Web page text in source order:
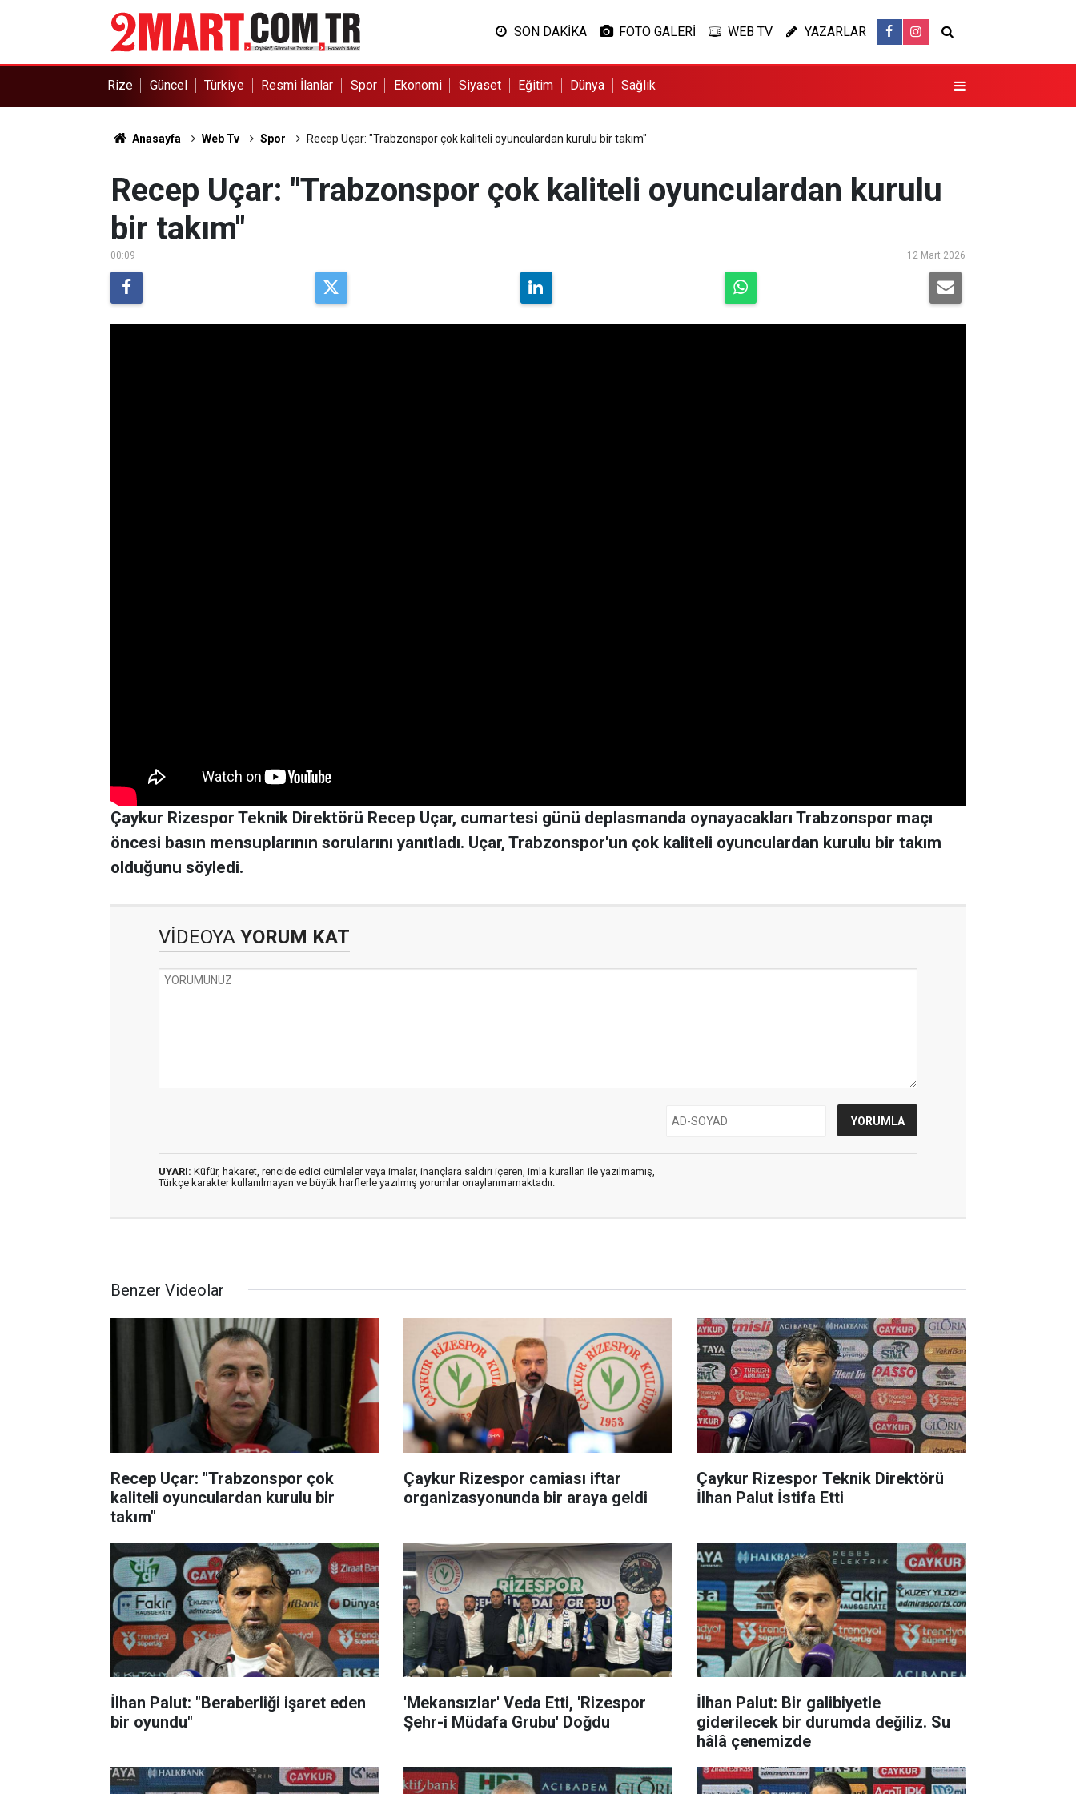
SON DAKİKA FOTO GALERİ WEB TV YAZARLAR
Rize Güncel Türkiye Resmi İlanlar Spor Ekonomi Siyaset Eğitim Dünya Sağlık
Anasayfa Web Tv Spor Recep Uçar: "Trabzonspor çok kaliteli oyunculardan kurulu bir takım"
Recep Uçar: "Trabzonspor çok kaliteli oyunculardan kurulu
bir takım"
00:09 12 Mart 2026
Çaykur Rizespor Teknik Direktörü Recep Uçar, cumartesi günü deplasmanda oynayacakları Trabzonspor maçı
öncesi basın mensuplarının sorularını yanıtladı. Uçar, Trabzonspor'un çok kaliteli oyunculardan kurulu bir takım
olduğunu söyledi.
VİDEOYA YORUM KAT
UYARI: Küfür, hakaret, rencide edici cümleler veya imalar, inançlara saldırı içeren, imla kuralları ile yazılmamış,
Türkçe karakter kullanılmayan ve büyük harflerle yazılmış yorumlar onaylanmamaktadır.
Benzer Videolar
Recep Uçar: "Trabzonspor çok
kaliteli oyunculardan kurulu bir
takım"
Çaykur Rizespor camiası iftar
organizasyonunda bir araya geldi
Çaykur Rizespor Teknik Direktörü
İlhan Palut İstifa Etti
İlhan Palut: "Beraberliği işaret eden
bir oyundu"
'Mekansızlar' Veda Etti, 'Rizespor
Şehr-i Müdafa Grubu' Doğdu
İlhan Palut: Bir galibiyetle
giderilecek bir durumda değiliz. Su
hâlâ çenemizde